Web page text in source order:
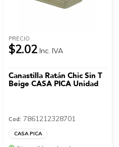
PRECIO
$2.02 Inc. IVA
Canastilla Ratán Chic Sin T
Beige CASA PICA Unidad
Cod: 7861212328701
CASA PICA